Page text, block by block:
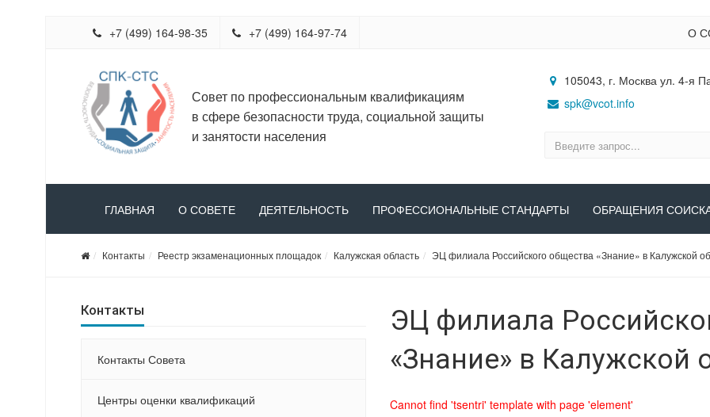
О
+7 (499) 164-98-35 +7 (499) 164-97-74
Совет по профессиональным квалификациям
в сфере безопасности труда, социальной защиты
и занятости населения
105043, г. Москва ул. 4-я
spk@vcot.info
ГЛАВНАЯ О СОВЕТЕ ДЕЯТЕЛЬНОСТЬ ПРОФЕССИОНАЛЬНЫЕ СТАНДАРТЫ ОБРАЩЕНИЯ
Контакты Реестр экзаменационных площадок Калужская область ЭЦ филиала Российского общества «Знание» в Калужской
Контакты
Контакты Совета
Центры оценки квалификаций
ЭЦ филиала
«Знание» в Калужской
Cannot find 'tsentri' template with page 'element'